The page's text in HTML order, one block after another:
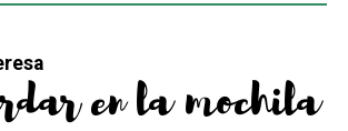
en la mochila